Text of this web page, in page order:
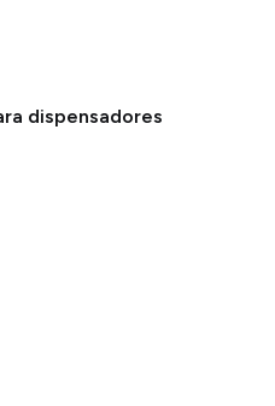
dispensadores